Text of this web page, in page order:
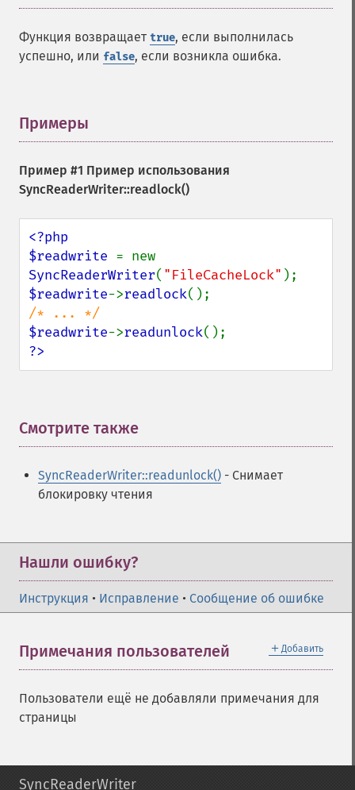
Функция возвращает true, если выполнилась
успешно, или false, если возникла ошибка.
Примеры
Пример #1 Пример использования
SyncReaderWriter::readlock()
<?php
$readwrite
SyncReaderWriter( "FileCacheLock"
$readwrite->readlock
$readwrite->readunlock
?>
Смотрите также
SyncReaderWriter::readunlock() - Снимает
блокировку чтения
Нашли ошибку?
Инструкция • Исправление • Сообщение об ошибке
＋ Добавить
Примечания пользователей
Пользователи ещё не добавляли примечания для
страницы
SyncReaderWriter